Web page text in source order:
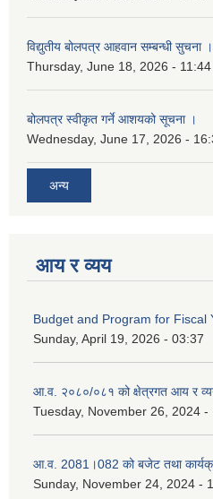
विद्युतीय बोलपत्र आहवान सम्बन्धी सुचना ।
Thursday, June 18, 2026 - 11:44
बोलपत्र स्वीकृत गर्ने आशयको सूचना ।
Wednesday, June 17, 2026 -
अन्य
आय र व्यय
Budget and Program for Fiscal
Sunday, April 19, 2026 - 03:37
आ.व. २०८०/०८१ को क्षेत्रगत आय र
Tuesday, November 26, 2024 -
आ.व. 2081।082 को बजेट तथा
Sunday, November 24, 2024 -